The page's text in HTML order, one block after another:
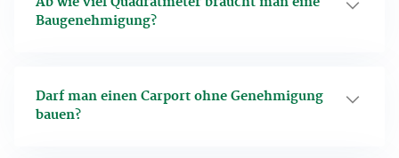
Baugenehmigung?
Darf man einen Carport ohne Genehmigung
bauen?